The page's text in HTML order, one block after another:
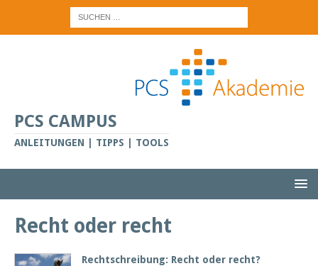
PCS CAMPUS
ANLEITUNGEN | TIPPS | TOOLS
Recht oder recht
Rechtschreibung: Recht oder recht?